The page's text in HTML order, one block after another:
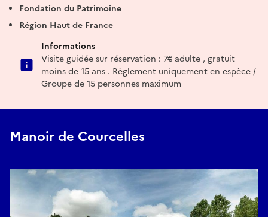
Fondation du Patrimoine
Région Haut de France
Informations
Visite guidée sur réservation : 7€ adulte , gratuit
moins de 15 ans . Règlement uniquement en espèce /
Groupe de 15 personnes maximum
Manoir de Courcelles